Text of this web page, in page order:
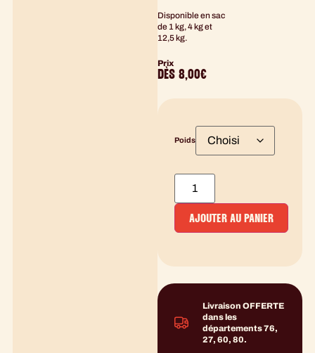
Disponible en sac
de 1 kg, 4 kg et
12,5 kg.
Prix
DÈS 8,00€
Poids
AJOUTER AU PANIER
Livraison OFFERTE
dans les
départements 76,
27, 60, 80.